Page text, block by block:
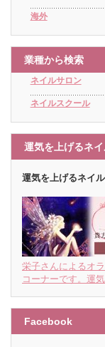
海外
業種から検索
ネイルサロン
ネイルスクール
運気を上げるネ
運気を上げるネイ
栄子さんによるオ
コーナーです。運
Facebook